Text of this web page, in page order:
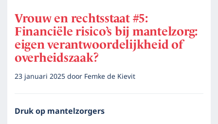
Vrouw en rechtsstaat #5:
Financiële risico’s bij mantelzorg:
eigen verantwoordelijkheid of
overheidszaak?
23 januari 2025door Femke de Kievit
Druk op mantelzorgers